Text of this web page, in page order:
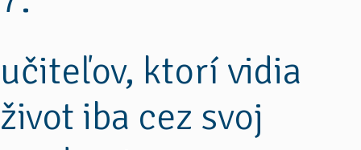
učiteľov, ktorí vidia
život iba cez svoj